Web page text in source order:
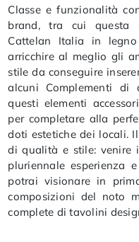
Classe e funzionalità
brand, tra cui questa
Cattelan Italia in
arricchire al meglio gli
stile da conseguire
alcuni Complementi
questi elementi
per completare alla
doti estetiche dei locali.
di qualità e stile: venire
pluriennale esperienza
potrai visionare in
composizioni del noto
complete di tavolini